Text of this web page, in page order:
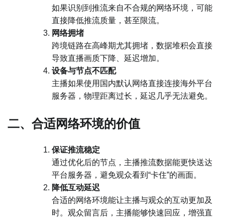
如果识别到推流来自不合规的网络环境，可能
直接降低推流质量，甚至限流。
网络拥堵
跨境链路在高峰期尤其拥堵，数据堆积会直接
导致直播画质下降、延迟增加。
设备与节点不匹配
主播如果使用国内默认网络直接连接海外平台
服务器，物理距离过长，延迟几乎无法避免。
二、合适网络环境的价值
保证推流稳定
通过优化后的节点，主播推流数据能更快送达
平台服务器，避免观众看到“卡住”的画面。
降低互动延迟
合适的网络环境能让主播与观众的互动更加及
时。观众留言后，主播能够快速回应，增强直